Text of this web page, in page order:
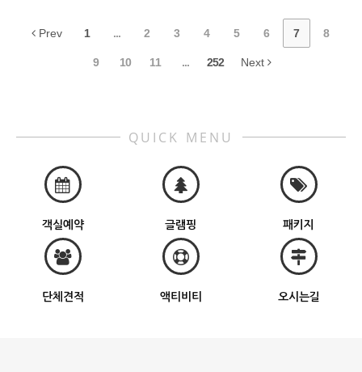
Prev 1 ... 2 3 4 5 6 7 8
9 10 11 ... 252 Next
QUICK MENU
객실예약 글램핑 패키지
단체견적 액티비티 오시는길